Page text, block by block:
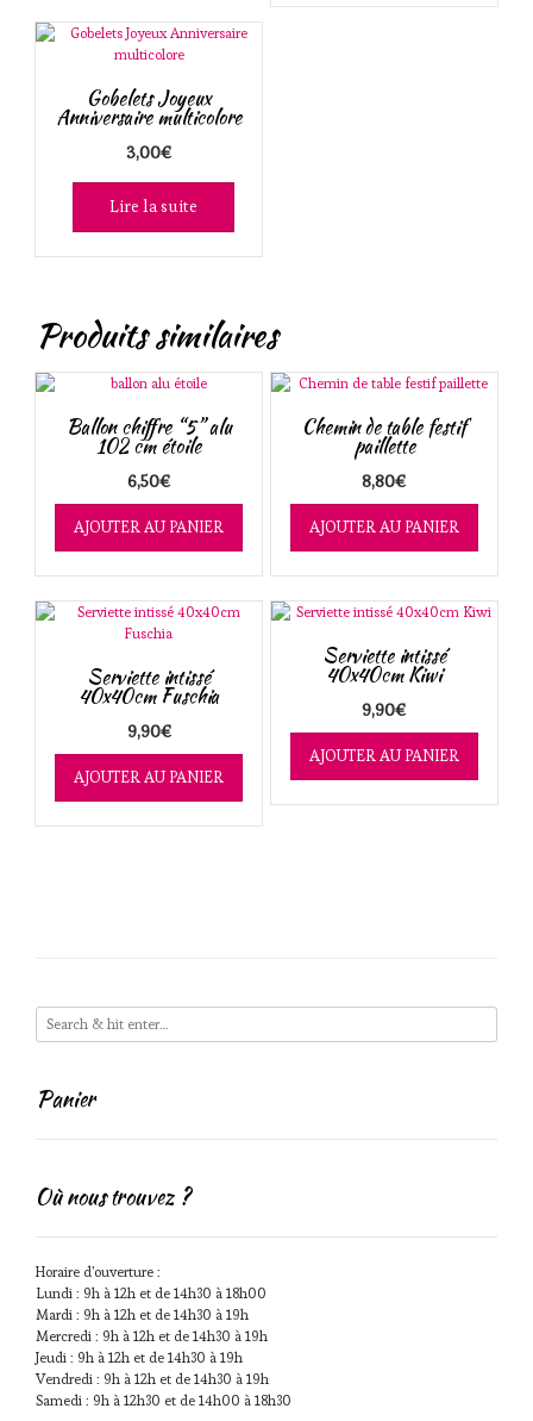
Gobelets Joyeux
Anniversaire multicolore
3,00€
Lire la suite
Produits similaires
Ballon chiffre “5” alu
102 cm étoile
6,50€
AJOUTER AU PANIER
Chemin de table festif
paillette
8,80€
AJOUTER AU PANIER
Serviette intissé
40x40cm Fuschia
9,90€
AJOUTER AU PANIER
Serviette intissé
40x40cm Kiwi
9,90€
AJOUTER AU PANIER
Panier
Où nous trouvez ?
Horaire d'ouverture :
Lundi : 9h à 12h et de 14h30 à 18h00
Mardi : 9h à 12h et de 14h30 à 19h
Mercredi : 9h à 12h et de 14h30 à 19h
Jeudi : 9h à 12h et de 14h30 à 19h
Vendredi : 9h à 12h et de 14h30 à 19h
Samedi : 9h à 12h30 et de 14h00 à 18h30